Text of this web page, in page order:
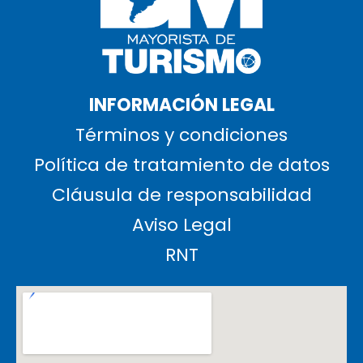
INFORMACIÓN LEGAL
Términos y condiciones
Política de tratamiento de datos
Cláusula de responsabilidad
Aviso Legal
RNT